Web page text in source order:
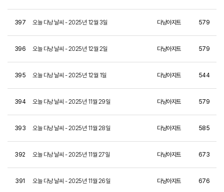
397 오늘 다낭 날씨 - 2025년 12월 3일 다낭아지트 579
396 오늘 다낭 날씨 - 2025년 12월 2일 다낭아지트 579
395 오늘 다낭 날씨 - 2025년 12월 1일 다낭아지트 544
394 오늘 다낭 날씨 - 2025년 11월 29일 다낭아지트 579
393 오늘 다낭 날씨 - 2025년 11월 28일 다낭아지트 585
392 오늘 다낭 날씨 - 2025년 11월 27일 다낭아지트 673
391 오늘 다낭 날씨 - 2025년 11월 26일 다낭아지트 676